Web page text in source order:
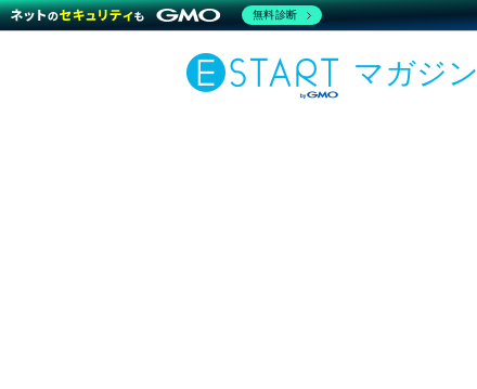
マガジン
無料診断